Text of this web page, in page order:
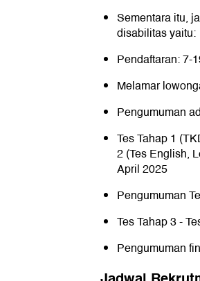
Sementara itu,
disabilitas yaitu:
Pendaftaran: 7-
Melamar
Pengumuman
Tes Tahap 1
2 (Tes English,
April 2025
Pengumuman
Tes Tahap 3 -
Pengumuman